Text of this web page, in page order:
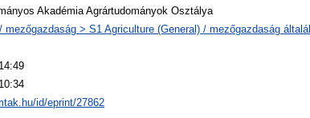
Akadémia Agrártudományok Osztálya
mezőgazdaság > S1 Agriculture (General) / mezőgazdaság
id/eprint/27862